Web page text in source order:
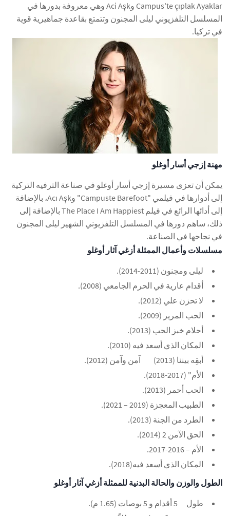
Campus'te çıplak Ayaklar وAci Aşk وهي معروفة بدورها في
المسلسل التلفزيوني ليلى المجنون وتتمتع بقاعدة جماهيرية قوية
في تركيا.
مهنة إزجي أسار أوغلو
يمكن أن تعزى مسيرة إزجي أسار أوغلو في صناعة الترفيه التركية
إلى أدوارها في فيلمي "Campuste Barefoot" وAcı Aşk، بالإضافة
إلى أدائها الرائع في فيلم The Place I Am Happiest بالإضافة إلى
ذلك، ساهم دورها في المسلسل التلفزيوني الشهير ليلى المجنون
في نجاحها في الصناعة.
مسلسلات وأعمال الممثلة أزغي آثار أوغلو
ليلى ومجنون (2011-2014).
أقدام عارية في الحرم الجامعي (2008).
لا تحزن علي (2012).
الحب المرير (2009).
أحلام خبز الحب (2013).
المكان الذي أسعد فيه (2010).
أبقِه بيننا (2013)
آمن وآمن (2012).
الأم" (2017-2018).
الحب أحمر (2013)
.
الطبيب المعجزة (2019 – 2021).
الطرد من الجنة (2013).
الحق الآمن 2 (2014).
الأم – 2016-2017.
المكان الذي أسعد فيه(2018).
الطول والوزن والحالة البدنية للممثلة أزغي آثار أوغلو
طول
5 أقدام و 5 بوصات (1.65 م).